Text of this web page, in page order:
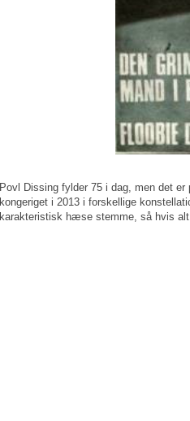
Povl Dissing fylder 75 i dag, men det
kongeriget i 2013 i forskellige
karakteristisk hæse stemme, så hvis